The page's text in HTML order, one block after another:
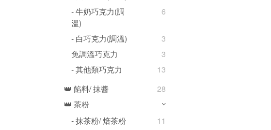
- 牛奶巧克力(調
溫)
6
- 白巧克力(調溫)
3
免調溫巧克力
3
- 其他類巧克力
13
👑 餡料/ 抹醬
28
👑 茶粉
- 抹茶粉/ 焙茶粉
11